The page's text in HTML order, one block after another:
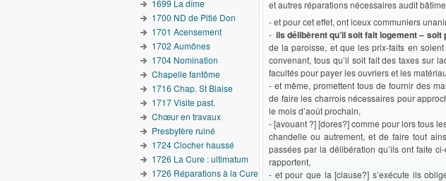
et autres réparations nécessaires audit
- et pour cet effet, ont iceux communiers
- ils délibèrent qu’il soit fait logement –
de la paroisse, et que les prix-faits en
convenant, tous qu’il soit fait des taxes sur
facultés pour payer les ouvriers et les
- et même, promettent tous de fournir des
de faire les charrois nécessaires pour
le mois d’août prochain,
- [avouant ?] [dores?] comme pour lors tous
chandelle ou autrement, et de faire tout
passées par la délibération qu’ils ont faite
rapportent,
- et pour que la [clause?] s’exécute ils
1699 La dîme
1700 ND de Pitié Don
1701 Acensement
1702 Aumônes
1704 Nomination
Chapelle fantôme
1716 Chap. St Blaise
1717 Visite past.
Chœur en travaux
Presbytère ruiné
1724 Clocher haussé
1726 La Cure : ultimatum
1726 Réparations à la Cure